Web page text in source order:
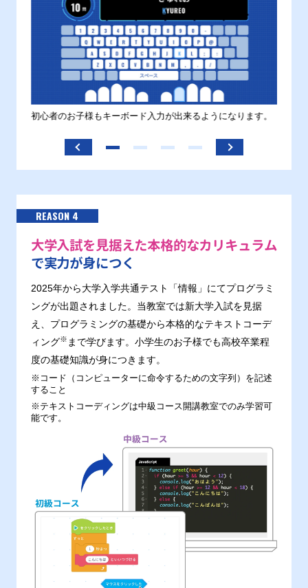
初心者のお子様もキーボード入力が出来るようになります。
REASON 4
大学入試を見据えた本格的なカリキュラム
で実力が身につく
2025年から大学入学共通テスト「情報」にてプログラミ
ングが出題されました。当教室では新大学入試を見据
え、プログラミングの基礎から本格的なテキストコーデ
ィング※ まで学びます。小学生のお子様でも高校卒業程
度の基礎知識が身につきます。
※コード（コンピューターに命令するための文字列）を記述
すること
※テキストコーディングは中級コース開講教室でのみ学習可
能です。